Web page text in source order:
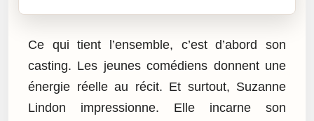
Ce qui tient l’ensemble, c’est d’abord son
casting. Les jeunes comédiens donnent une
énergie réelle au récit. Et surtout, Suzanne
Lindon impressionne. Elle incarne son